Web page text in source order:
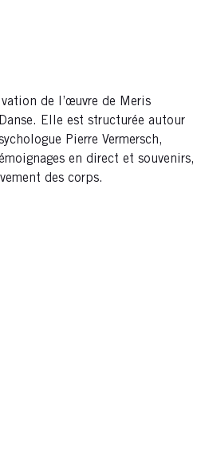
de l’œuvre de Meris
Elle est structurée autour
Pierre Vermersch,
en direct et souvenirs,
des corps.